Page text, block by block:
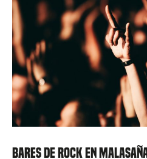
BARES DE ROCK EN